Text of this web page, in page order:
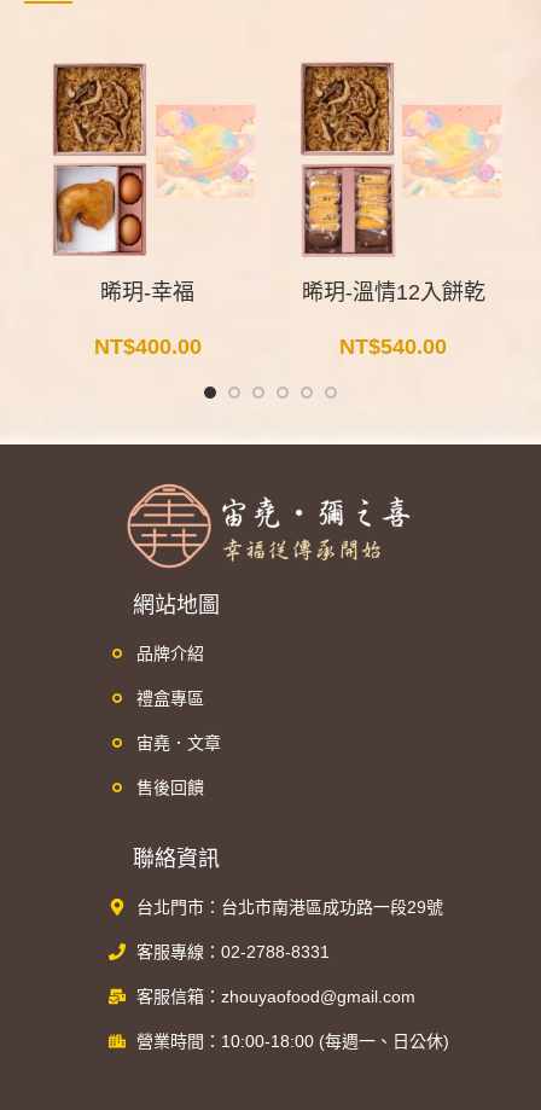
晞玥-幸福
NT$400.00
晞玥-溫情12入餅乾
NT$540.00
網站地圖
品牌介紹
禮盒專區
宙堯．文章
售後回饋
聯絡資訊
台北門市：台北市南港區成功路一段29號
客服專線：02-2788-8331
客服信箱：zhouyaofood@gmail.com
營業時間：10:00-18:00 (每週一、日公休)